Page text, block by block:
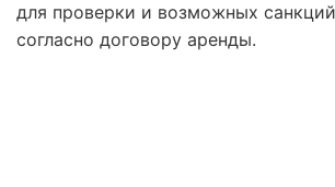
для проверки и возможных
согласно договору аренды.